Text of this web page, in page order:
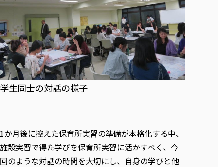
学生同士の対話の様子
1か月後に控えた保育所実習の準備が本格化する中、
施設実習で得た学びを保育所実習に活かすべく、今
回のような対話の時間を大切にし、自身の学びと他